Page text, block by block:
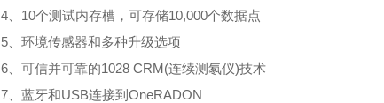
4、10个测试内存槽，可存储10,000个数据点
5、环境传感器和多种升级选项
6、可信并可靠的1028 CRM(连续测氡仪)技术
7、蓝牙和USB连接到OneRADON